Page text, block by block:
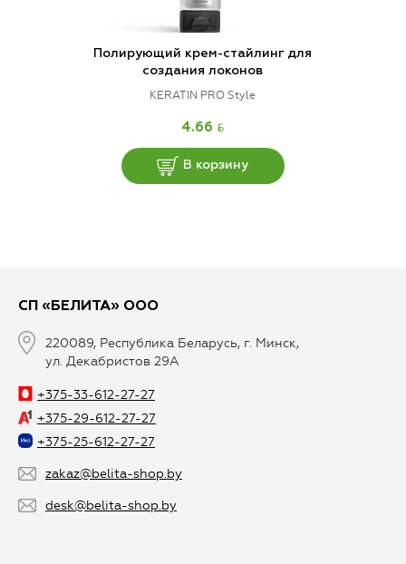
Полирующий крем-стайлинг для
создания локонов
KERATIN PRO Style
4.66 BYN
В корзину
СП «БЕЛИТА» ООО
220089, Республика Беларусь, г. Минск,
ул. Декабристов 29А
+375-33-612-27-27
+375-29-612-27-27
+375-25-612-27-27
zakaz@belita-shop.by
desk@belita-shop.by